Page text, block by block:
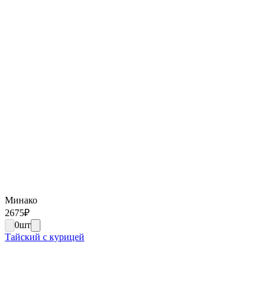
Минако
2675₽
0шт
Тайский с курицей